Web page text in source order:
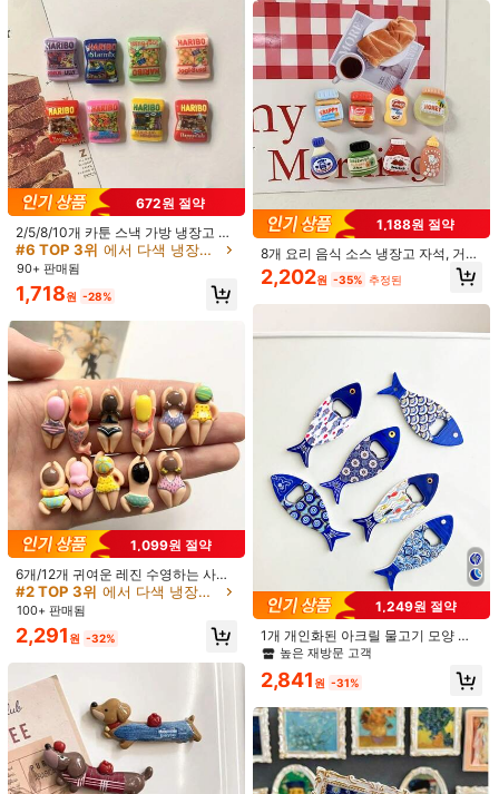
1,352원 -41% 2,290원
8개/4개/2개 귀여운 사실적인 닭 계란 & 암탉 아크릴
냉장고 자석, 가정 장식, 일상 사용 및 휴일/생일/졸
업 선물에 적합
4.45
(33)
스타일 유형
여러 가지 빛깔의
사이즈
12개 랜덤 스타일 4개 랜덤 스타일 9개의 랜덤 스타일
2개의 랜덤 스타일 1개 랜덤 스타일 8개입, 스타일 랜덤
배송지 South Korea
무료 배송
예상 배송:2-5 영업일
무료 반품
안전한 결제 · 개인정보 보호
SHEIN에서 판매됨
4.45 더 보기
비지니스 엘레강스(1) 추천할 만한
m***8 스타일 유형: 여러 가지 빛깔의 / 사이즈: 2개의 랜덤 스타일
It’sfineThe size littlesmall,butotherwise
everythingisgood
672원 절약
2/5/8/10개 카툰 스낵 가방 냉장고 자
석 귀여운 냉장고 장식 프린트 주방 장
식, 가정 장식, 선물
#6 TOP 3위 에서 다색 냉장고 및 장식용 자석
90+ 판매됨
1,718원 -28%
1,099원 절약
6개/12개 귀여운 레진 수영하는 사람
들 냉장고 자석, 홈 데코 자석
#2 TOP 3위 에서 다색 냉장고 및 장식용 자석
100+ 판매됨
2,291 원 -32%
1,188원 절약
8개 요리 음식 소스 냉장고 자석, 거
실, 주방, 사무실용 DIY 냉장고 자석,
가족, 동료, 여성 친구, 남성 친구를 위
2,202원 -35% 추정된
1,249원 절약
1개 개인화된 아크릴 물고기 모양 냉
장고 자석과 열전사 프린트 병 오프너,
벌 선물
높은 재방문 고객
2,841 원 -31%